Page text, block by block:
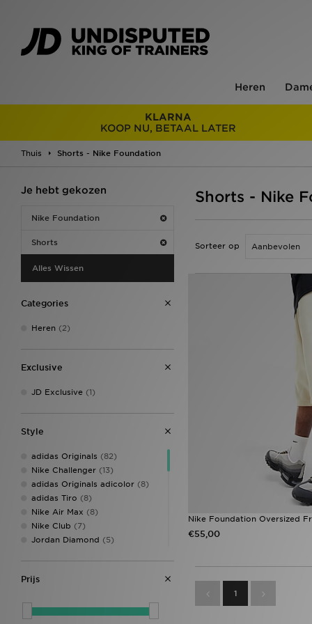
Heren
KLARNA
KOOP NU, BETAAL LATER
Thuis Shorts - Nike Foundation
Je hebt gekozen
Nike Foundation
Shorts
Alles Wissen
Categories
Heren (2)
Exclusive
JD Exclusive (1)
Style
adidas Originals (82)
Nike Challenger (13)
adidas Originals adicolor (8)
adidas Tiro (8)
Nike Air Max (8)
Nike Club (7)
Jordan Diamond (5)
Nike Miler
(3)
Activewear
Prijs
Shorts - Nike
Sorteer op
Nike Foundation Oversized
€55,00
1